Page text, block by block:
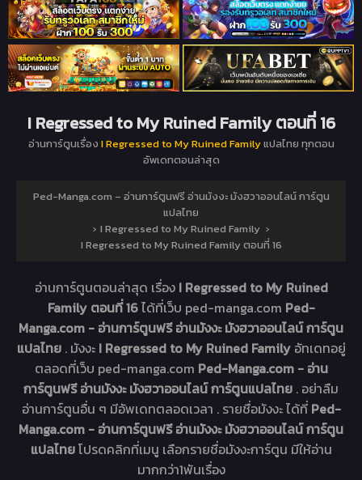
I Regressed to My Ruined Family ตอนที่ 16
อ่านการ์ตูนเรื่อง I Regressed to My Ruined Familyแปลไทย ทุกตอน
อัพเดทตอนล่าสุด
Ped-Manga.com – อ่านการ์ตูนฟรี อ่านมังงะ มังฮวาออนไลน์ การ์ตูน
แปลไทย
› I Regressed to My Ruined Family ›
I Regressed to My Ruined Family ตอนที่ 16
อ่านการ์ตูนตอนล่าสุด เรื่อง I Regressed to My Ruined
Family ตอนที่ 16ได้ที่เว็บ ped-manga.com Ped-
Manga.com - อ่านการ์ตูนฟรี อ่านมังงะ มังฮวาออนไลน์ การ์ตูน
แปลไทย . มังงะ I Regressed to My Ruined Family อัทเดทอยู่
ตลอดที่เว็บ ped-manga.com Ped-Manga.com - อ่าน
การ์ตูนฟรี อ่านมังงะ มังฮวาออนไลน์ การ์ตูนแปลไทย . อย่าลืม
อ่านการ์ตูนอื่น ๆ มีอัพเดทตลอดเวลา . รายชื่อมังงะ ได้ที่ Ped-
Manga.com - อ่านการ์ตูนฟรี อ่านมังงะ มังฮวาออนไลน์ การ์ตูน
แปลไทยโปรดคลิกที่เมนู เลือกรายชื่อมังงะการ์ตูน มีให้อ่าน
มากกว่า1พันเรื่อง